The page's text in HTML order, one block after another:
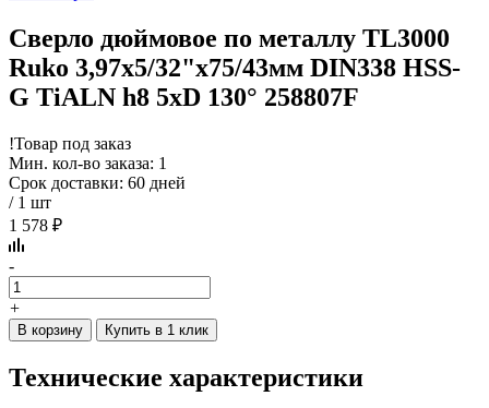
Сверло дюймовое по металлу TL3000
Ruko 3,97x5/32"x75/43мм DIN338 HSS-
G TiALN h8 5xD 130° 258807F
!Товар под заказ
Мин. кол-во заказа: 1
Срок доставки: 60 дней
/ 1 шт
1 578 ₽
-
+
В корзину Купить в 1 клик
Технические характеристики